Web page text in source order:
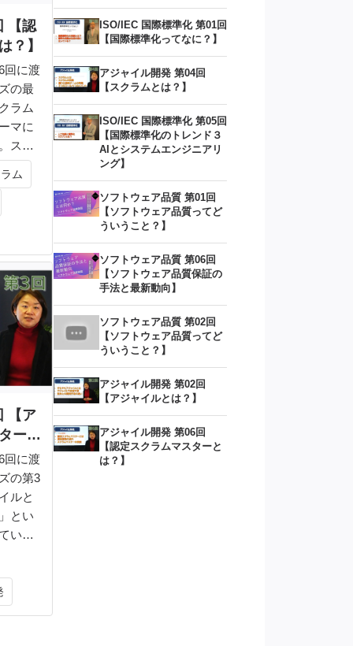
【認
？】
回に渡
の最
ラム
マに
スク
ム
【ア
ーフ
回に渡
の第3
ルと
とい
いき
ISO/IEC 国際標準化 第01回
【国際標準化ってなに？】
アジャイル開発 第04回
【スクラムとは？】
ISO/IEC 国際標準化 第05回
【国際標準化のトレンド３
AIとシステムエンジニアリ
ング】
ソフトウェア品質 第01回
【ソフトウェア品質ってど
ういうこと？】
ソフトウェア品質 第06回
【ソフトウェア品質保証の
手法と最新動向】
ソフトウェア品質 第02回
【ソフトウェア品質ってど
ういうこと？】
アジャイル開発 第02回
【アジャイルとは？】
アジャイル開発 第06回
【認定スクラムマスターと
は？】